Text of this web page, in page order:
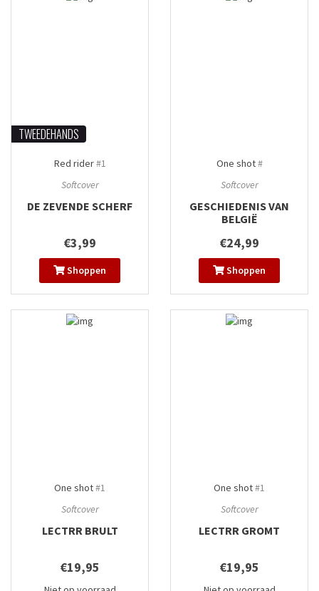
TWEEDEHANDS
Red rider#1
Softcover
DE ZEVENDE SCHERF
€3,99
Shoppen
One shot#
Softcover
GESCHIEDENIS VAN
BELGIË
€24,99
Shoppen
One shot#1
Softcover
LECTRR BRULT
€19,95
One shot#1
Softcover
LECTRR GROMT
€19,95